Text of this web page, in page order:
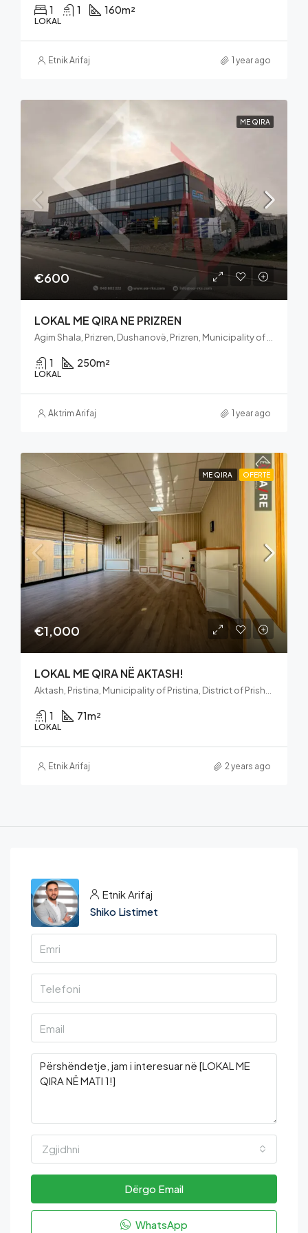
1 1 160m²
LOKAL
Etnik Arifaj 1 year ago
ME QIRA
€600
LOKAL ME QIRA NE PRIZREN
Agim Shala, Prizren, Dushanovë, Prizren, Municipality of Prizren, District of Prizren, 20080, Kosovo
1 250m²
LOKAL
Aktrim Arifaj 1 year ago
ME QIRA OFERTË
€1,000
LOKAL ME QIRA NË AKTASH!
Aktash, Pristina, Municipality of Pristina, District of Prishtina, 10060, Kosovo
1 71m²
LOKAL
Etnik Arifaj 2 years ago
Etnik Arifaj
Shiko Listimet
Zgjidhni
Dërgo Email
WhatsApp